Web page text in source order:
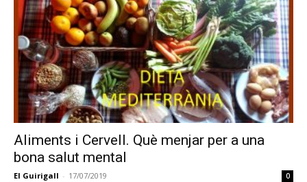
Aliments i Cervell. Què menjar per a una
bona salut mental
El Guirigall - 17/07/2019 0